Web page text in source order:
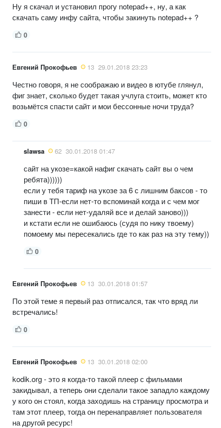
Ну я скачал и установил прогу notepad++, ну, а как
скачать саму инфу сайта, чтобы закинуть notepad++ ?
0
Евгений Прокофьев 13 29.01.2018 23:23
Честно говоря, я не соображаю и видео в ютубе глянул,
фиг знает, сколько будет такая учлуга стоить, может кто
возьмётся спасти сайт и мои бессонные ночи труда?
0
slawsa 62 30.01.2018 01:47
сайт на укозе=какой нафиг скачать сайт вы о чем
ребята))))))
если у тебя тариф на укозе за 6 с лишним баксов - то
пиши в ТП-если нет-то вспоминай когда и с чем мог
занести - если нет-удаляй все и делай заново)))
и кстати если не ошибаюсь (судя по нику твоему)
помоему мы пересекались где то как раз на эту тему))
0
Евгений Прокофьев 13 30.01.2018 01:57
По этой теме я первый раз отписался, так что вряд ли
встречались!
0
Евгений Прокофьев 13 30.01.2018 02:00
kodik.org - это я когда-то такой плеер с фильмами
закидывал, а теперь они сделали такое западло каждому
у кого он стоял, когда заходишь на страницу просмотра и
там этот плеер, тогда он перенаправляет пользователя
на другой ресурс!